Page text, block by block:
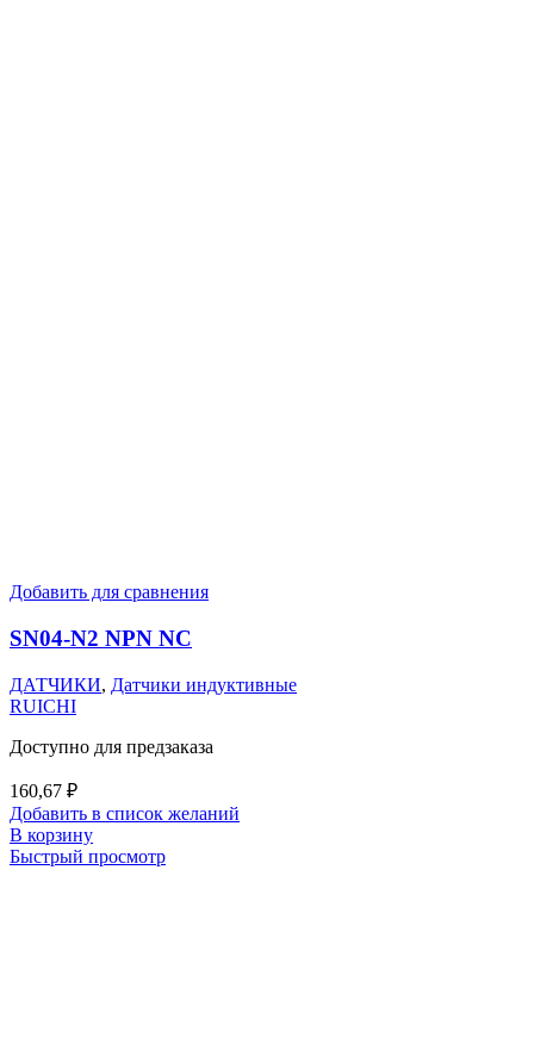
Добавить для сравнения
SN04-N2 NPN NC
ДАТЧИКИ, Датчики индуктивные
RUICHI
Доступно для предзаказа
160,67 ₽
Добавить в список желаний
В корзину
Быстрый просмотр